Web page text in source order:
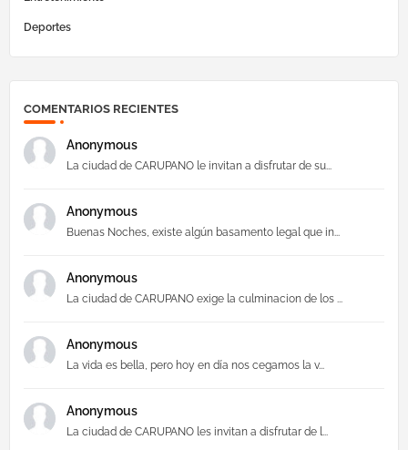
Deportes
COMENTARIOS RECIENTES
Anonymous
La ciudad de CARUPANO le invitan a disfrutar de su...
Anonymous
Buenas Noches, existe algún basamento legal que in...
Anonymous
La ciudad de CARUPANO exige la culminacion de los ...
Anonymous
La vida es bella, pero hoy en día nos cegamos la v...
Anonymous
La ciudad de CARUPANO les invitan a disfrutar de l...